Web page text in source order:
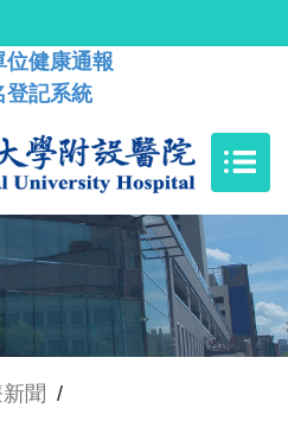
位健康通報
登記系統
聞 /